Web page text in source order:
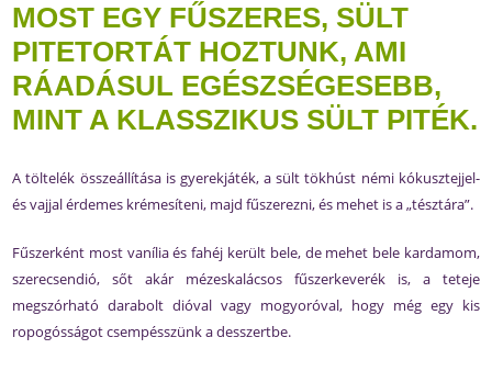
MOST EGY FŰSZERES, SÜLT
PITETORTÁT HOZTUNK, AMI
RÁADÁSUL EGÉSZSÉGESEBB,
MINT A KLASSZIKUS SÜLT PITÉK.
A töltelék összeállítása is gyerekjáték, a sült tökhúst némi kókusztejjel-
és vajjal érdemes krémesíteni, majd fűszerezni, és mehet is a „tésztára”.
Fűszerként most vanília és fahéj került bele, de mehet bele kardamom,
szerecsendió, sőt akár mézeskalácsos fűszerkeverék is, a teteje
megszórható darabolt dióval vagy mogyoróval, hogy még egy kis
ropogósságot csempésszünk a desszertbe.